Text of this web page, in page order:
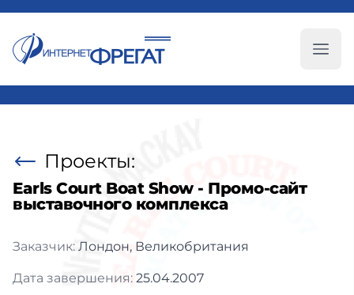
Проекты:
Earls Court Boat Show - Промо-сайт
выставочного комплекса
Заказчик: Лондон, Великобритания
Дата завершения: 25.04.2007